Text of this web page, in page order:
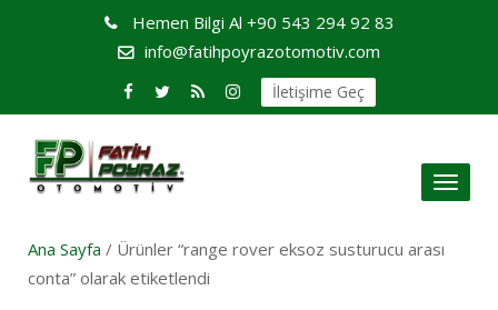
Hemen Bilgi Al +90 543 294 92 83
info@fatihpoyrazotomotiv.com
İletişime Geç
Toggle
Ana Sayfa / Ürünler “range rover eksoz susturucu arası
conta” olarak etiketlendi